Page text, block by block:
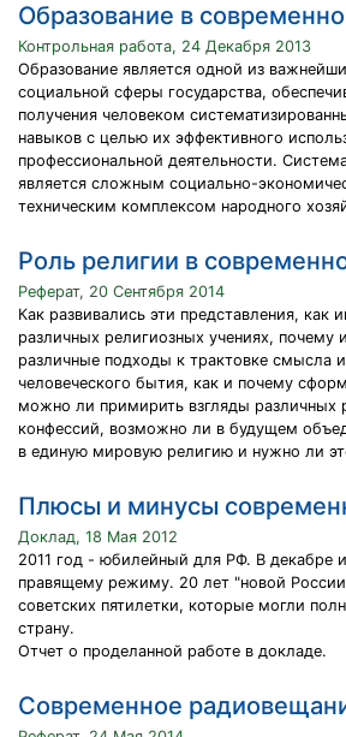
Образование в
Контрольная работа, 24 Декабря 2013
Образование является одной из
социальной сферы государства,
получения человеком
навыков с целью их эффективного
профессиональной деятельности.
является сложным социально-
техническим комплексом народного
Роль религии в
Реферат, 20 Сентября 2014
Как развивались эти представления, как
различных религиозных учениях, почему
различные подходы к трактовке смысла и
человеческого бытия, как и почему
можно ли примирить взгляды различных
конфессий, возможно ли в будущем
в единую мировую религию и нужно ли
Плюсы и минусы
Доклад, 18 Мая 2012
2011 год - юбилейный для РФ. В декабре
правящему режиму. 20 лет "новой
советских пятилетки, которые могли
страну.
Отчет о проделанной работе в докладе.
Современное